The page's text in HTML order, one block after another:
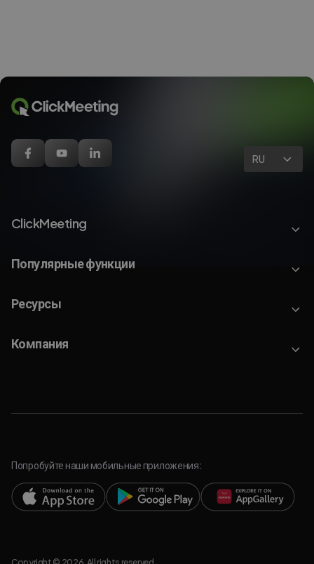
RU
ClickMeeting
Популярные функции
Ресурсы
Компания
Попробуйте наши мобильные приложения: